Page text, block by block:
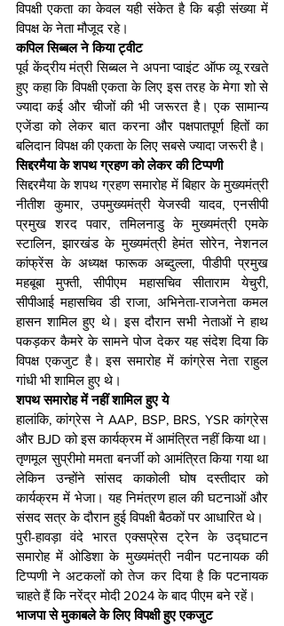
विपक्षी एकता का केवल यही संकेत है कि बड़ी संख्या में
विपक्ष के नेता मौजूद रहे।
कपिल सिब्बल ने किया ट्वीट
पूर्व केंद्रीय मंत्री सिब्बल ने अपना प्वाइंट ऑफ व्यू रखते
हुए कहा कि विपक्षी एकता के लिए इस तरह के मेगा शो से
ज्यादा कई और चीजों की भी जरूरत है। एक सामान्य
एजेंडा को लेकर बात करना और पक्षपातपूर्ण हितों का
बलिदान विपक्ष की एकता के लिए सबसे ज्यादा जरूरी है।
सिद्दरमैया के शपथ ग्रहण को लेकर की टिप्पणी
सिद्दरमैया के शपथ ग्रहण समारोह में बिहार के मुख्यमंत्री
नीतीश कुमार, उपमुख्यमंत्री येजस्वी यादव, एनसीपी
प्रमुख शरद पवार, तमिलनाडु के मुख्यमंत्री एमके
स्टालिन, झारखंड के मुख्यमंत्री हेमंत सोरेन, नेशनल
कांफ्रेंस के अध्यक्ष फारूक अब्दुल्ला, पीडीपी प्रमुख
महबूबा मुफ्ती, सीपीएम महासचिव सीताराम येचुरी,
सीपीआई महासचिव डी राजा, अभिनेता-राजनेता कमल
हासन शामिल हुए थे। इस दौरान सभी नेताओं ने हाथ
पकड़कर कैमरे के सामने पोज देकर यह संदेश दिया कि
विपक्ष एकजुट है। इस समारोह में कांग्रेस नेता राहुल
गांधी भी शामिल हुए थे।
शपथ समारोह में नहीं शामिल हुए ये
हालांकि, कांग्रेस ने AAP, BSP, BRS, YSR कांग्रेस
और BJD को इस कार्यक्रम में आमंत्रित नहीं किया था।
तृणमूल सुप्रीमो ममता बनर्जी को आमंत्रित किया गया था
लेकिन उन्होंने सांसद काकोली घोष दस्तीदार को
कार्यक्रम में भेजा। यह निमंत्रण हाल की घटनाओं और
संसद सत्र के दौरान हुई विपक्षी बैठकों पर आधारित थे।
पुरी-हावड़ा वंदे भारत एक्सप्रेस ट्रेन के उद्घाटन
समारोह में ओडिशा के मुख्यमंत्री नवीन पटनायक की
टिप्पणी ने अटकलों को तेज कर दिया है कि पटनायक
चाहते हैं कि नरेंद्र मोदी 2024 के बाद पीएम बने रहें।
भाजपा से मुकाबले के लिए विपक्षी हुए एकजुट